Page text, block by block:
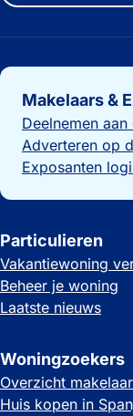
Belangrijke links
Makelaars &
Deelnemen
Adverteren op
Exposanten
Particulieren
Vakantiewoning
Beheer je woning
Laatste nieuws
Woningzoekers
Overzicht
Huis kopen in